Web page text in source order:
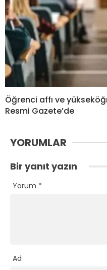
Öğrenci affı ve
Resmi Gazete’de
YORUMLAR
Bir yanıt yazın
Yorum *
Ad